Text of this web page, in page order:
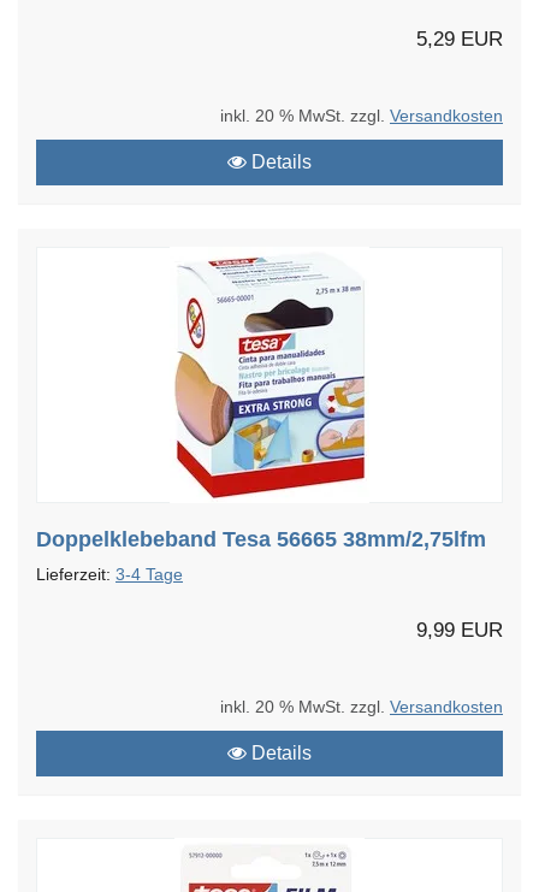
5,29 EUR
inkl. 20 % MwSt. zzgl. Versandkosten
Details
Doppelklebeband Tesa 56665 38mm/2,75lfm
Lieferzeit: 3-4 Tage
9,99 EUR
inkl. 20 % MwSt. zzgl. Versandkosten
Details